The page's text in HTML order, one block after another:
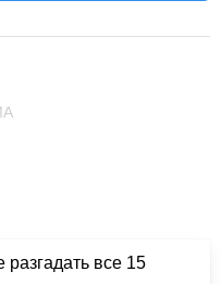
разгадать все 15